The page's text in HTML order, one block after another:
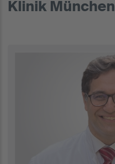
Klinik München